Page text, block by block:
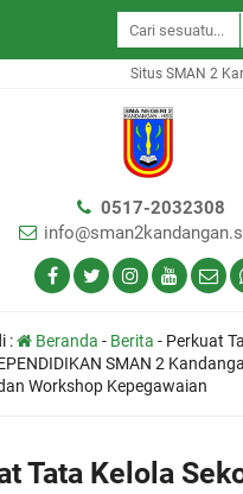
Situs SMAN 2
0517-2032308
: Beranda - Berita - Perkuat
SMAN 2
Workshop Kepegawaian
Tata Kelola